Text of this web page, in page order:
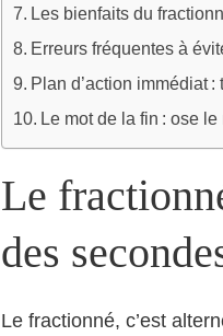
Les bienfaits du
Erreurs fréquentes à
Plan d’action immédiat
Le mot de la fin : ose
Le
des
Le fractionné, c’est